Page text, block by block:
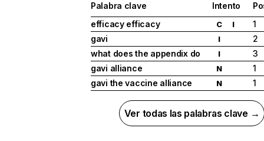
Palabra clave Intento
efficacy efficacy
C I
1
gavi
I
2
what does the appendix do
I
3
gavi alliance
N
1
gavi the vaccine alliance
N 1
Ver todas las palabras clave →